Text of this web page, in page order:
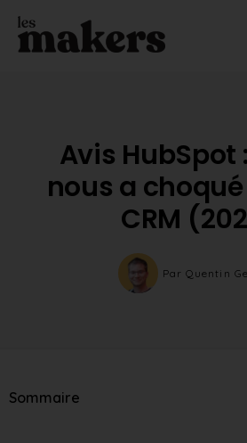
Aller
Avis HubSpot
nous a
CRM
Par Quentin
Sommaire